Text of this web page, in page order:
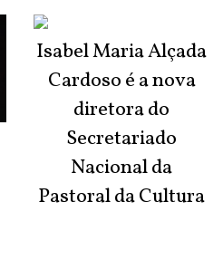
Isabel Maria Alçada
Cardoso é a nova
diretora do
Secretariado
Nacional da
Pastoral da Cultura